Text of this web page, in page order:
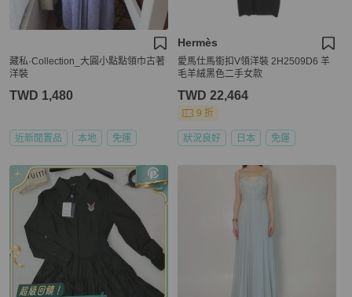
藏私·Collection_大圓小點點領巾古著
洋裝
TWD 1,480
近新閒置品 本地 免運
Hermès
愛馬仕馬銜扣V領洋裝 2H2509D6 羊
毛羊絨黑色二手女款
TWD 22,464
9 折
狀況良好 日本 免運